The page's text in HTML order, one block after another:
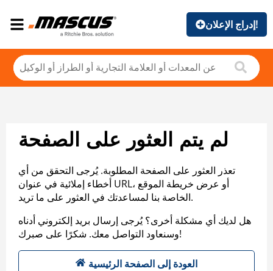
إدراج الإعلان!
لم يتم العثور على الصفحة
تعذر العثور على الصفحة المطلوبة. يُرجى التحقق من أي
أخطاء إملائية في عنوان URL، أو عرض خريطة الموقع
الخاصة بنا لمساعدتك في العثور على ما تريد.
هل لديك أي مشكلة أخرى؟ يُرجى إرسال بريد إلكتروني أدناه
وسنعاود التواصل معك. شكرًا على صبرك!
العودة إلى الصفحة الرئيسية